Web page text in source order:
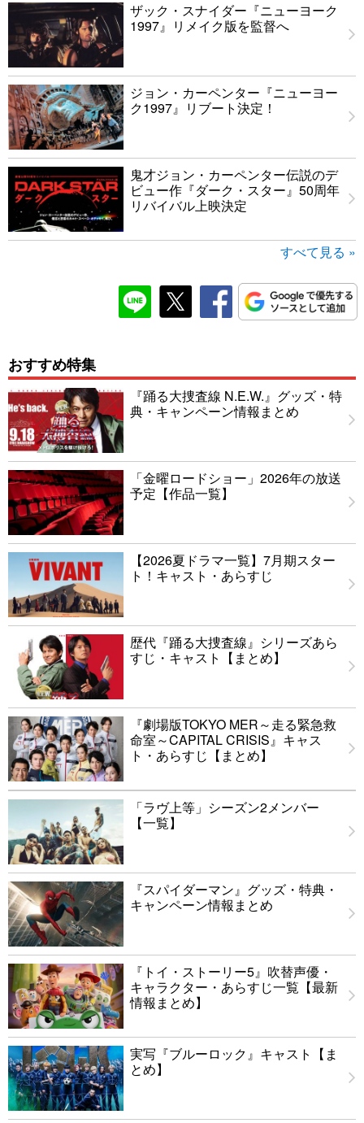
ザック・スナイダー『ニューヨーク
1997』リメイク版を監督へ
ジョン・カーペンター『ニューヨー
ク1997』リブート決定！
鬼才ジョン・カーペンター伝説のデ
ビュー作『ダーク・スター』50周年
リバイバル上映決定
すべて見る »
おすすめ特集
『踊る大捜査線 N.E.W.』グッズ・特
典・キャンペーン情報まとめ
「金曜ロードショー」2026年の放送
予定【作品一覧】
【2026夏ドラマ一覧】7月期スター
ト！キャスト・あらすじ
歴代『踊る大捜査線』シリーズあら
すじ・キャスト【まとめ】
『劇場版TOKYO MER～走る緊急救
命室～CAPITAL CRISIS』キャス
ト・あらすじ【まとめ】
「ラヴ上等」シーズン2メンバー
【一覧】
『スパイダーマン』グッズ・特典・
キャンペーン情報まとめ
『トイ・ストーリー5』吹替声優・
キャラクター・あらすじ一覧【最新
情報まとめ】
実写『ブルーロック』キャスト【ま
とめ】